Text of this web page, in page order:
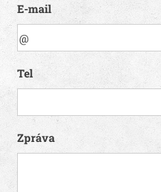
E-mail
Tel
Zpráva